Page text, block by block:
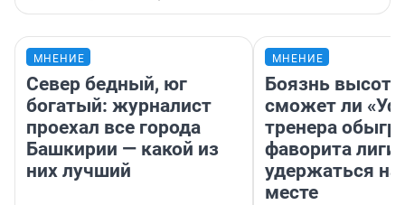
МНЕНИЕ
Север бедный, юг
богатый: журналист
проехал все города
Башкирии — какой из
них лучший
МНЕНИЕ
Боязнь
сможет ли
тренера
фаворита лиги
удержаться
месте